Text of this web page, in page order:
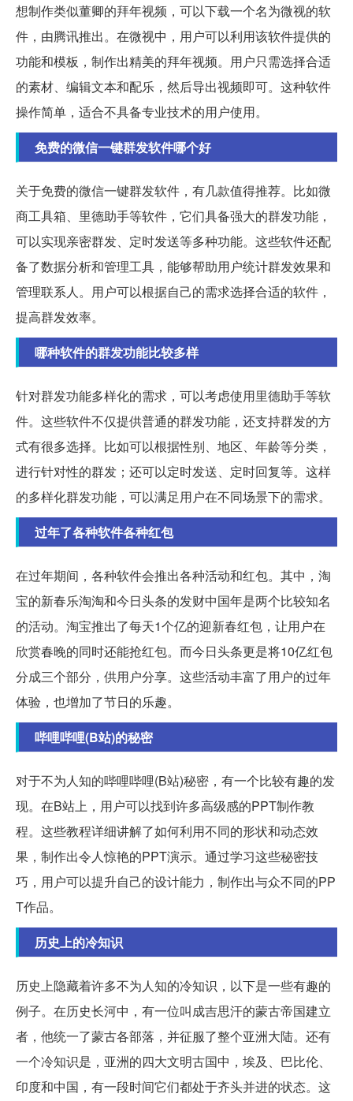
想制作类似董卿的拜年视频，可以下载一个名为微视的软
件，由腾讯推出。在微视中，用户可以利用该软件提供的
功能和模板，制作出精美的拜年视频。用户只需选择合适
的素材、编辑文本和配乐，然后导出视频即可。这种软件
操作简单，适合不具备专业技术的用户使用。
免费的微信一键群发软件哪个好
关于免费的微信一键群发软件，有几款值得推荐。比如微
商工具箱、里德助手等软件，它们具备强大的群发功能，
可以实现亲密群发、定时发送等多种功能。这些软件还配
备了数据分析和管理工具，能够帮助用户统计群发效果和
管理联系人。用户可以根据自己的需求选择合适的软件，
提高群发效率。
哪种软件的群发功能比较多样
针对群发功能多样化的需求，可以考虑使用里德助手等软
件。这些软件不仅提供普通的群发功能，还支持群发的方
式有很多选择。比如可以根据性别、地区、年龄等分类，
进行针对性的群发；还可以定时发送、定时回复等。这样
的多样化群发功能，可以满足用户在不同场景下的需求。
过年了各种软件各种红包
在过年期间，各种软件会推出各种活动和红包。其中，淘
宝的新春乐淘淘和今日头条的发财中国年是两个比较知名
的活动。淘宝推出了每天1个亿的迎新春红包，让用户在
欣赏春晚的同时还能抢红包。而今日头条更是将10亿红包
分成三个部分，供用户分享。这些活动丰富了用户的过年
体验，也增加了节日的乐趣。
哔哩哔哩(B站)的秘密
对于不为人知的哔哩哔哩(B站)秘密，有一个比较有趣的发
现。在B站上，用户可以找到许多高级感的PPT制作教
程。这些教程详细讲解了如何利用不同的形状和动态效
果，制作出令人惊艳的PPT演示。通过学习这些秘密技
巧，用户可以提升自己的设计能力，制作出与众不同的PP
T作品。
历史上的冷知识
历史上隐藏着许多不为人知的冷知识，以下是一些有趣的
例子。在历史长河中，有一位叫成吉思汗的蒙古帝国建立
者，他统一了蒙古各部落，并征服了整个亚洲大陆。还有
一个冷知识是，亚洲的四大文明古国中，埃及、巴比伦、
印度和中国，有一段时间它们都处于齐头并进的状态。这